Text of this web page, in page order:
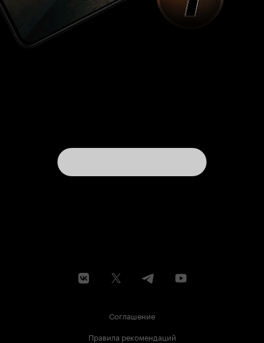
Соглашение
Правила рекомендаций